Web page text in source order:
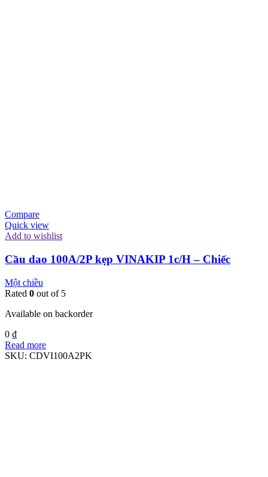
Compare
Quick view
Add to wishlist
Cầu dao 100A/2P kẹp VINAKIP 1c/H – Chiếc
Một chiều
Rated 0 out of 5
Available on backorder
0 ₫
Read more
SKU: CDVI100A2PK